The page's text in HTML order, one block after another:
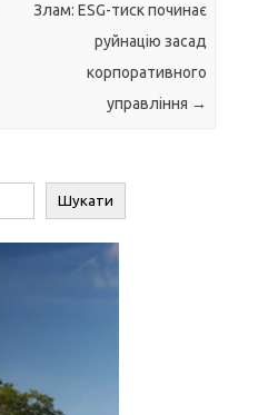
Злам: ESG-тиск починає
руйнацію засад
корпоративного
управління →
Шукати